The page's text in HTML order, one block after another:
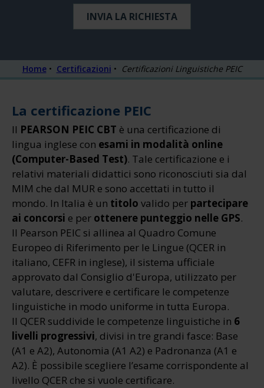
Home• Certificazioni • Certificazioni Linguistiche PEIC
La certificazione PEIC
Il PEARSON PEIC CBT è una certificazione di
lingua inglese con esami in modalità online
(Computer-Based Test). Tale certificazione e i
relativi materiali didattici sono riconosciuti sia dal
MIM che dal MUR e sono accettati in tutto il
mondo. In Italia è un titolo valido per partecipare
ai concorsi e per ottenere punteggio nelle GPS.
Il Pearson PEIC si allinea al Quadro Comune
Europeo di Riferimento per le Lingue (QCER in
italiano, CEFR in inglese), il sistema ufficiale
approvato dal Consiglio d'Europa, utilizzato per
valutare, descrivere e certificare le competenze
linguistiche in modo uniforme in tutta Europa.
Il QCER suddivide le competenze linguistiche in 6
livelli progressivi, divisi in tre grandi fasce: Base
(A1 e A2), Autonomia (A1 A2) e Padronanza (A1 e
A2). È possibile scegliere l’esame corrispondente al
livello QCER che si vuole certificare.